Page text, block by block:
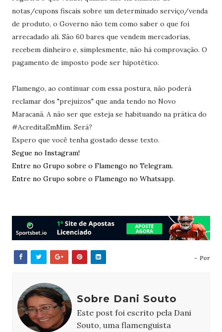
notas/cupons fiscais sobre um determinado serviço/venda
de produto, o Governo não tem como saber o que foi
arrecadado ali. São 60 bares que vendem mercadorias,
recebem dinheiro e, simplesmente, não há comprovação. O
pagamento de imposto pode ser hipotético.
Flamengo, ao continuar com essa postura, não poderá
reclamar dos "prejuizos" que anda tendo no Novo
Maracanã. A não ser que esteja se habituando na prática do
#AcreditaEmMim. Será?
Espero que você tenha gostado desse texto.
Segue no Instagram!
Entre no Grupo sobre o Flamengo no Telegram.
Entre no Grupo sobre o Flamengo no Whatsapp.
- Por
Sobre Dani Souto
Este post foi escrito pela Dani
Souto, uma flamenguista